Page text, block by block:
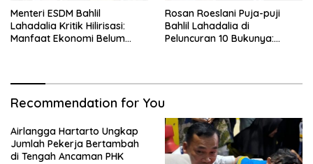
Menteri ESDM Bahlil
Lahadalia Kritik Hilirisasi:
Manfaat Ekonomi Belum
Rosan Roeslani Puja-puji
Bahlil Lahadalia di
Peluncuran 10 Bukunya:
Recommendation for You
Airlangga Hartarto Ungkap
Jumlah Pekerja Bertambah
di Tengah Ancaman PHK